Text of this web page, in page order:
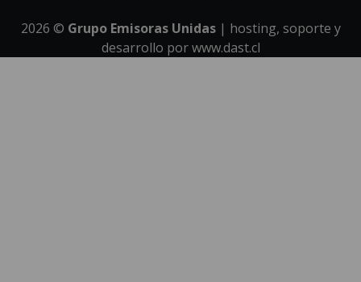
2026 © Grupo Emisoras Unidas| hosting, soporte y
desarrollo porwww.dast.cl